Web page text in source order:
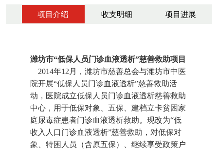
项目介绍 收支明细 项目进展
潍坊市“低保人员门诊血液透析”慈善救助项目
2014年12月，潍坊市慈善总会与潍坊市中医
院开展“低保人员门诊血液透析”慈善救助活
动，医院成立低保人员门诊血液透析慈善救助
中心，用于低保对象、五保、建档立卡贫困家
庭尿毒症患者门诊血液透析救助。现改为“低
收入人口门诊血液透析”慈善救助，对低保对
象、特困人员（含原五保）、继续享受政策户